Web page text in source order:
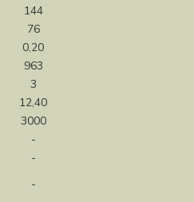
144
76
0,20
963
3
12,40
3000
-
-
-